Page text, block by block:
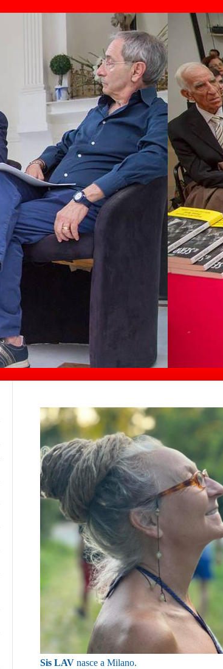
Sis LAV nasce a Milano.